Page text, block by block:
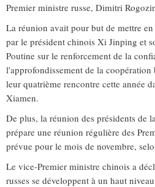
Premier ministre russe, Dimitri
La réunion avait pour but de mettre en
par le président chinois Xi Jinping et
Poutine sur le renforcement de la
l'approfondissement de la
leur quatrième rencontre cette année
Xiamen.
De plus, la réunion des présidents de
prépare une réunion régulière des
prévue pour le mois de novembre,
Le vice-Premier ministre chinois a
russes se développent à un haut